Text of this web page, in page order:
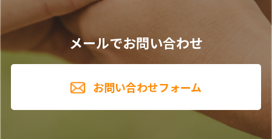
メールでお問い合わせ
お問い合わせフォーム